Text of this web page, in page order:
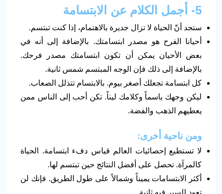
5- أجمل الكلام عن الابتسامة
ستجد أنّ الحياة لا تزال جديرة بالاهتمام، إذا كنت تبتسم.
أحيانا الفرح هو مصدر ابتسامتك. بالإضافة إلى أنه في
بعض الأحيان يمكن أن تكون ابتسامتك مصدر فرحك.
بالإضافة إلى ذلك فإن الوجه المبتسم شمس ثانية.
كل ابتسامة تجعلك أصغر بيوم. بالابتسام تتذلل الصعاب.
ليكن وجهك باسماً وكلامك ليناً. تكن أحب إلى الناس ممن
يعطيهم الذهب والفضة.
ومن ناحية أخرى:
لا تستطيع إحصائيات العالم قياس دفء ابتسامة. الحياة
كالمرآة. تحصل على أفضل النتائج حين تبتسم لها.
أكثر الابتسامات يميناً وشمالاً على طول الطريق. فإنك لن
تعود للسير فيه ثانية.